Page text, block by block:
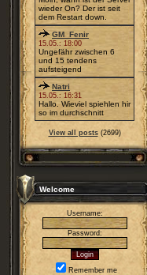
wieder On? Der ist seit
dem Restart down.
GM_Fenir
15.05.: 18:00
Ungefähr zwischen 6
und 15 tendens
aufsteigend
Natri
15.05.: 16:31
Hallo. Wieviel spiehlen hir
so im durchschnitt
View all posts(2699)
Welcome
Username:
Password:
Remember me